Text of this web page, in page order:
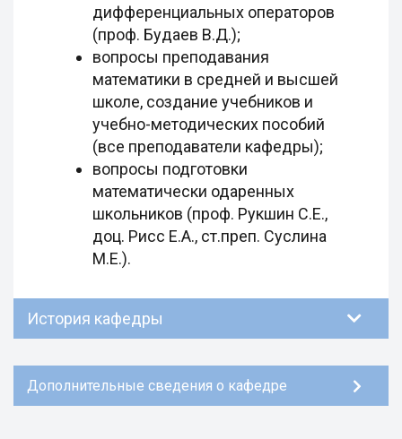
дифференциальных операторов
(проф. Будаев В.Д.);
вопросы преподавания
математики в средней и высшей
школе, создание учебников и
учебно-методических пособий
(все преподаватели кафедры);
вопросы подготовки
математически одаренных
школьников (проф. Рукшин С.Е.,
доц. Рисс Е.А., ст.преп. Суслина
М.Е.).
История кафедры
Дополнительные сведения о кафедре